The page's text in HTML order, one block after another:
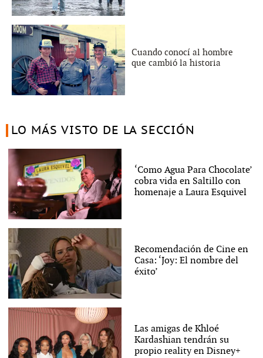
Cuando conocí al hombre
que cambió la historia
LO MÁS VISTO DE LA SECCIÓN
‘Como Agua Para Chocolate’
cobra vida en Saltillo con
homenaje a Laura Esquivel
Recomendación de Cine en
Casa: ‘Joy: El nombre del
éxito’
Las amigas de Khloé
Kardashian tendrán su
propio reality en Disney+